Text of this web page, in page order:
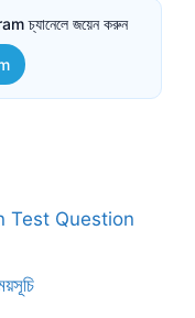
চ্যানেলে জয়েন করুন
Test Question